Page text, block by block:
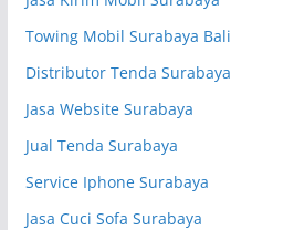
Towing Mobil Surabaya Bali
Distributor Tenda Surabaya
Jasa Website Surabaya
Jual Tenda Surabaya
Service Iphone Surabaya
Jasa Cuci Sofa Surabaya